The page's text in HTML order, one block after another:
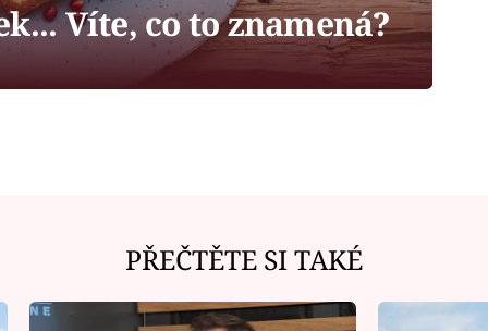
Víte, co to znamená?
PŘEČTĚTE SI TAKÉ